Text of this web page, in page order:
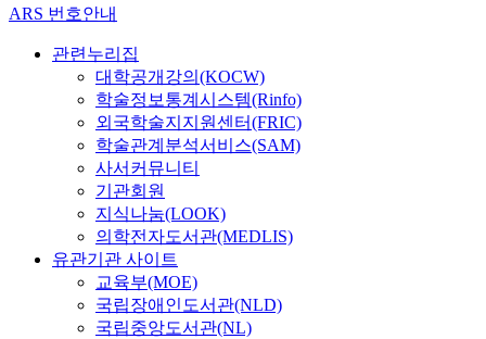
ARS 번호안내
관련누리집
대학공개강의(KOCW)
학술정보통계시스템(Rinfo)
외국학술지지원센터(FRIC)
학술관계분석서비스(SAM)
사서커뮤니티
기관회원
지식나눔(LOOK)
의학전자도서관(MEDLIS)
유관기관 사이트
교육부(MOE)
국립장애인도서관(NLD)
국립중앙도서관(NL)